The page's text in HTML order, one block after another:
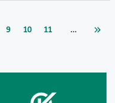
9 10 11 …